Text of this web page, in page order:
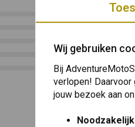
0
0
Wij gebruiken
Bij
verlopen!
jouw bezoek aan